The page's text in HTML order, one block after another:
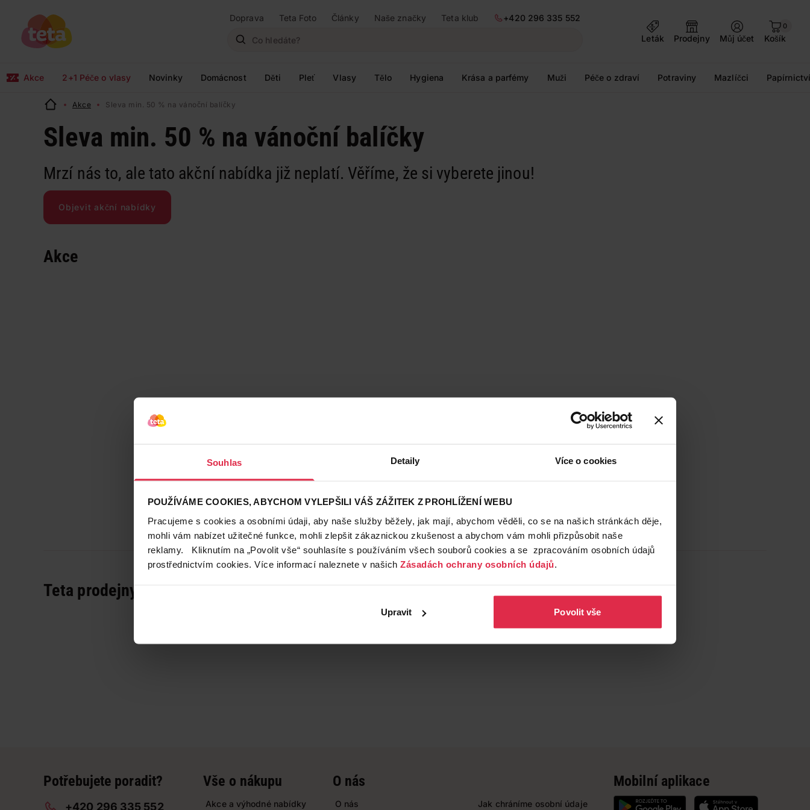
Souhlas Detaily Více o cookies
POUŽÍVÁME COOKIES, ABYCHOM VYLEPŠILI VÁŠ ZÁŽITEK Z PROHLÍŽENÍ WEBU
Pracujeme s cookies a osobními údaji, aby naše služby běžely, jak mají, abychom věděli, co se na našich stránkách děje,
mohli vám nabízet užitečné funkce, mohli zlepšit zákaznickou zkušenost a abychom vám mohli přizpůsobit naše
reklamy. Kliknutím na „Povolit vše“ souhlasíte s používáním všech souborů cookies a se zpracováním osobních údajů
prostřednictvím cookies. Více informací naleznete v našich Zásadách ochrany osobních údajů.
Upravit Povolit vše
Doprava Teta Foto Články Naše značky Teta klub
+420 296 335 552
Leták
Prodejny Můj účet
0
Košík
Akce 2+1 Péče o vlasy Novinky Domácnost Děti Pleť Vlasy Tělo Hygiena Krása a parfémy Muži Péče o zdraví Potraviny Mazlíčci
Akce Sleva min. 50 % na vánoční balíčky
Sleva min. 50 % na vánoční balíčky
Mrzí nás to, ale tato akční nabídka již neplatí. Věříme, že si vyberete jinou!
Objevit akční nabídky
Akce
Teta prodejny a služby
Potřebujete poradit?
+420 296 335 552
Vše o nákupu
Akce a výhodné nabídky
O nás
O nás Jak chráníme osobní údaje
Mobilní aplikace